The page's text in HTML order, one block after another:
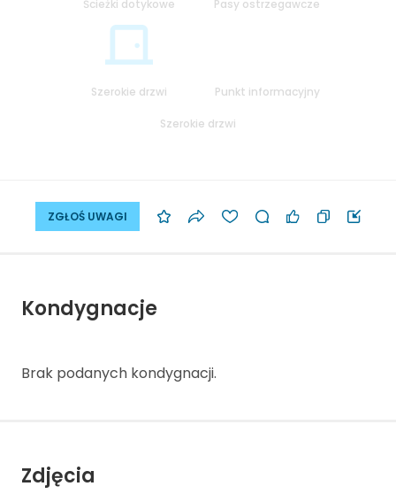
Ścieżki dotykowe Pasy ostrzegawcze
Szerokie drzwi Punkt informacyjny
Szerokie drzwi
ZGŁOŚ UWAGI
Kondygnacje
Brak podanych kondygnacji.
Zdjęcia